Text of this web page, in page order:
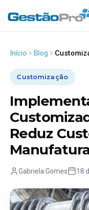
Início Blog
Customização
Reduz
Gabriela Gomes 18